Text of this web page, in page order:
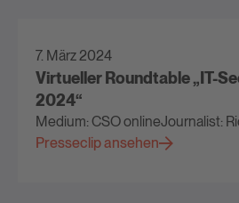
7. März 2024
Virtueller Roundtable „IT-
2024“
Medium: CSO onlineJournalist:
Presseclip ansehen